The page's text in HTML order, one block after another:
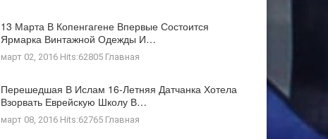
13 Марта В Копенгагене Впервые Состоится
Ярмарка Винтажной Одежды И…
март 02, 2016 Hits:62805 Главная
Перешедшая В Ислам 16-Летняя Датчанка Хотела
Взорвать Еврейскую Школу В…
март 08, 2016 Hits:62765 Главная